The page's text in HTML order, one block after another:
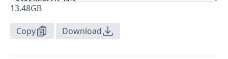
13.48GB
Copy Download